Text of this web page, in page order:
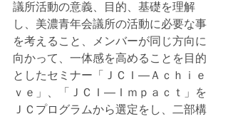
議所活動の意義、目的、基礎を理解
し、美濃青年会議所の活動に必要な事
を考えること、メンバーが同じ方向に
向かって、一体感を高めることを目的
としたセミナー「ＪＣＩ―Ａｃｈｉｅ
ｖｅ」、「ＪＣＩ―Ｉｍｐａｃｔ」を
ＪＣプログラムから選定をし、二部構